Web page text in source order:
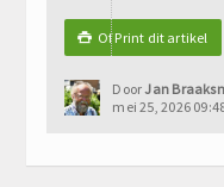
 Of Print dit artikel
DoorJan
mei 25, 2026